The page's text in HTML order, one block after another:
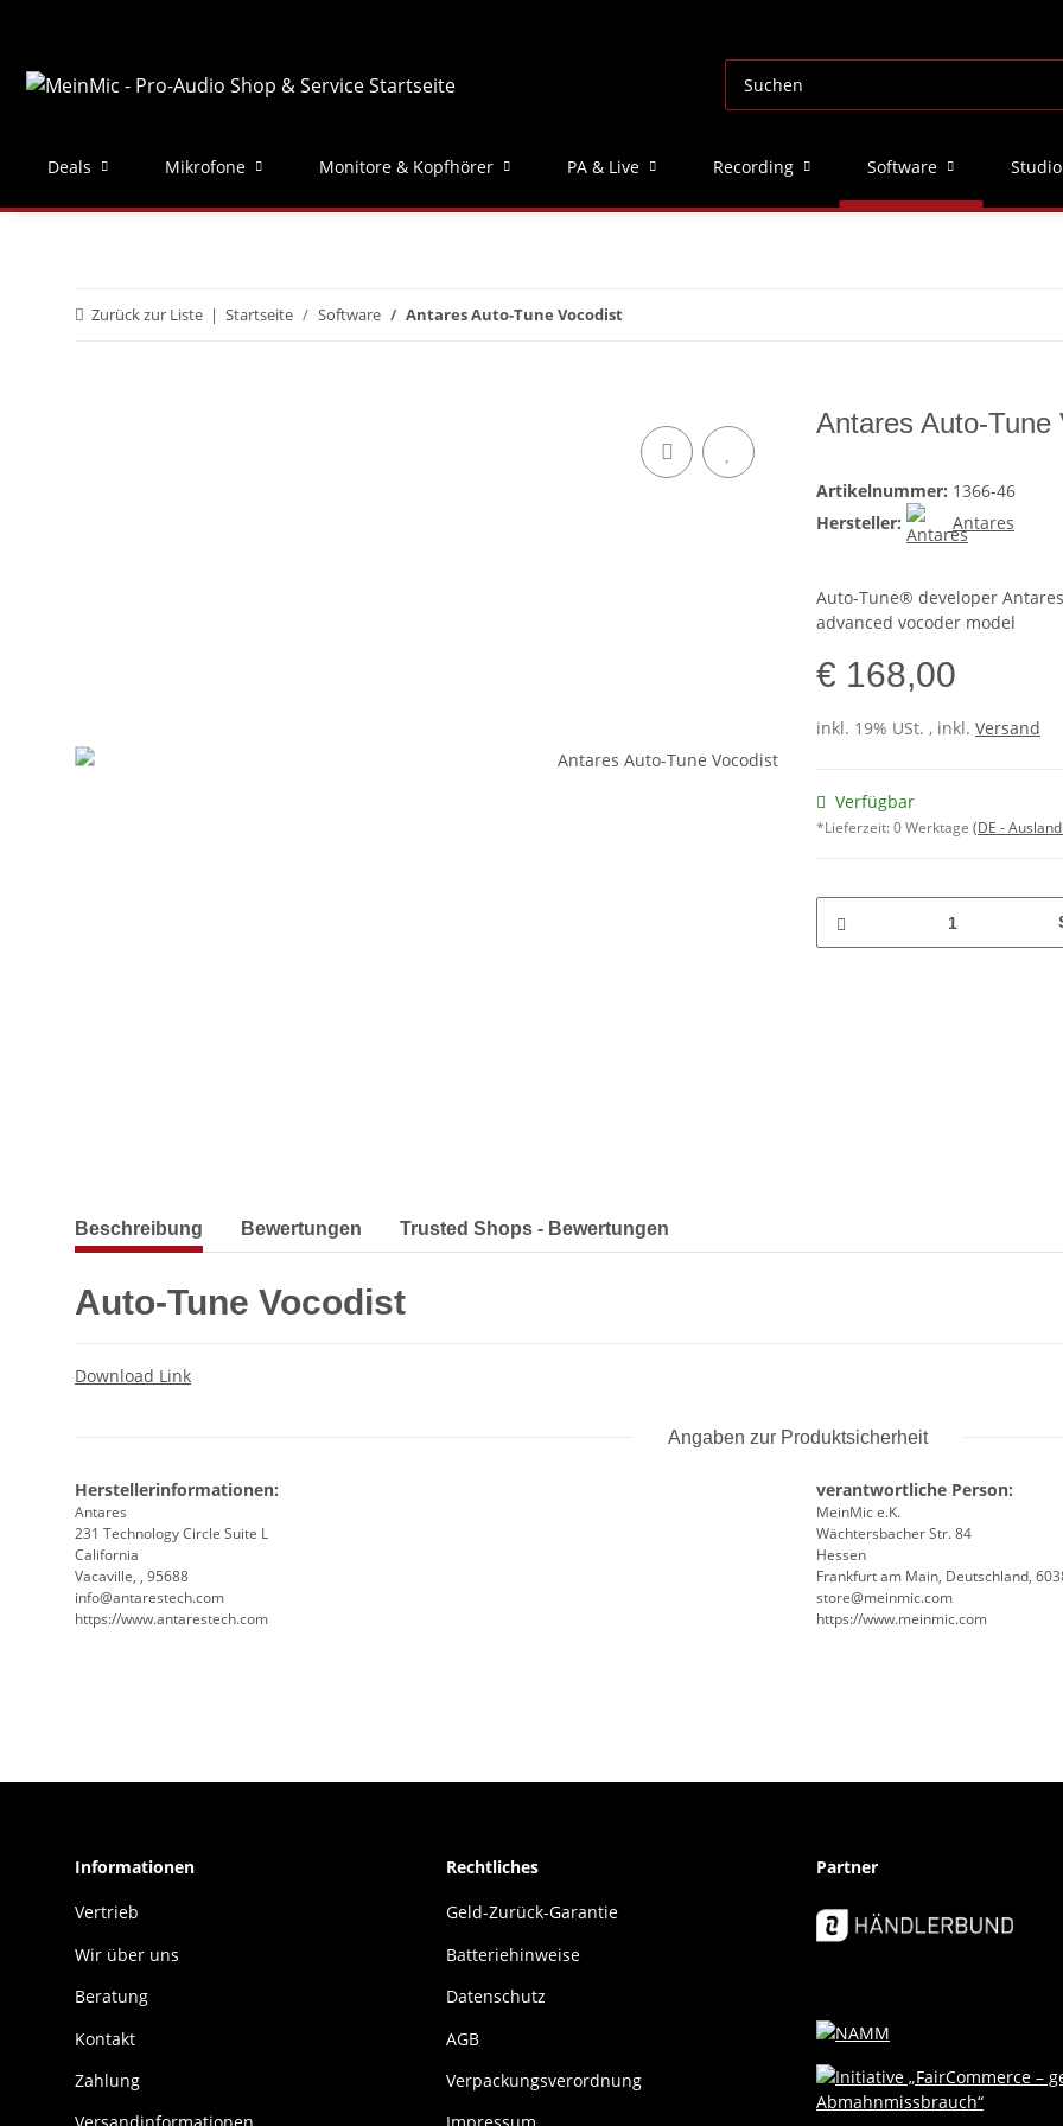
Deals Mikrofone Monitore & Kopfhörer PA & Live Recording Software
Zurück zur Liste Startseite Software Antares Auto-Tune Vocodist
Antares Auto-Tune
Artikelnummer: 1366-46
Hersteller:
Antares
Auto-Tune® developer
advanced vocoder model
€ 168,00
inkl. 19% USt. , inkl. Versand
Verfügbar
*Lieferzeit:0 Werktage (DE -
weitere Registerkarten anzeigen
Beschreibung Bewertungen Trusted Shops - Bewertungen
Auto-Tune Vocodist
Download Link
Angaben zur Produktsicherheit
Herstellerinformationen:
Antares
231 Technology Circle Suite L
California
Vacaville, , 95688
info@antarestech.com
https://www.antarestech.com
verantwortliche Person:
MeinMic e.K.
Wächtersbacher Str. 84
Hessen
Frankfurt am Main, Deutschland,
store@meinmic.com
https://www.meinmic.com
Informationen
Vertrieb
Wir über uns
Beratung
Kontakt
Zahlung
Rechtliches
Geld-Zurück-Garantie
Batteriehinweise
Datenschutz
AGB
Verpackungsverordnung
Partner